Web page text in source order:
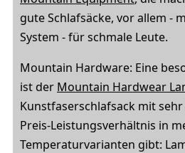
gute Schlafsäcke, vor allem -
System - für schmale Leute.
Mountain Hardware: Eine
ist der Mountain Hardwear
Kunstfaserschlafsack mit
Preis-Leistungsverhältnis in
Temperaturvarianten gibt: